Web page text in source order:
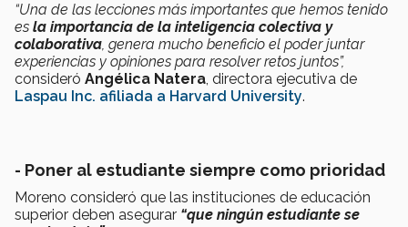
“Una de las lecciones más importantes que hemos tenido
es la importancia de la inteligencia colectiva y
colaborativa, genera mucho beneficio el poder juntar
experiencias y opiniones para resolver retos juntos”,
consideró Angélica Natera, directora ejecutiva de
Laspau Inc. afiliada a Harvard University.
- Poner al estudiante siempre como prioridad
Moreno consideró que las instituciones de educación
superior deben asegurar “que ningún estudiante se